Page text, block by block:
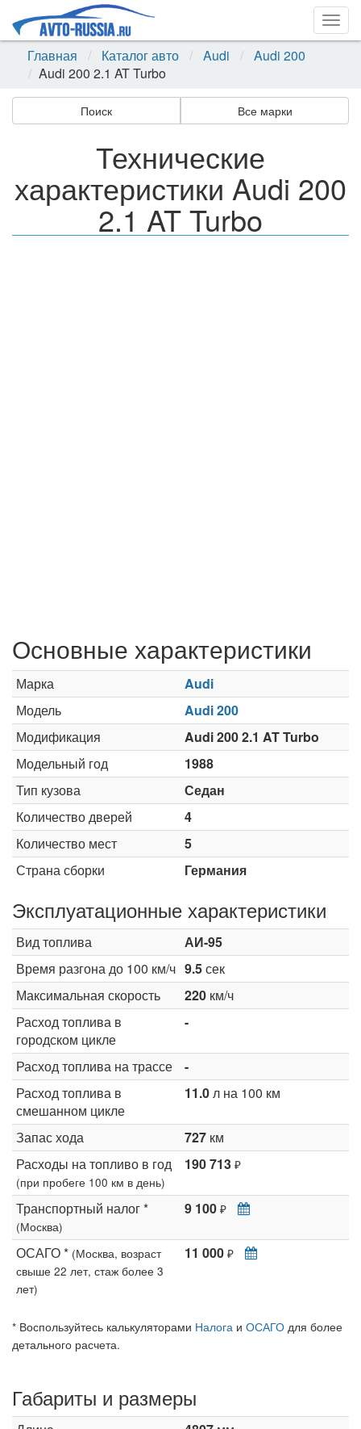
Главная
Каталог авто Audi
Audi 200
Audi 200 2.1 AT Turbo
Поиск Все марки
Технические
характеристики Audi 200
2.1 AT Turbo
Основные характеристики
Марка
Audi
Модель
Audi 200
Модификация
Audi 200 2.1 AT Turbo
Модельный год
1988
Тип кузова
Седан
Количество дверей
4
Количество мест
5
Страна сборки
Германия
Эксплуатационные характеристики
Вид топлива
АИ-95
Время разгона до 100 км/ч 9.5сек
Максимальная скорость
220 км/ч
Расход топлива в
городском цикле
-
Расход топлива на трассе
-
Расход топлива в
смешанном цикле
11.0л на 100 км
Запас хода 727 км
Расходы на топливо в год
(при пробеге 100 км в день)
190 713 ₽
Транспортный налог *
(Москва)
9 100 ₽
ОСАГО * (Москва, возраст
свыше 22 лет, стаж более 3
лет)
11 000 ₽
* Воспользуйтесь калькуляторами Налога и ОСАГО для более
детального расчета.
Габариты и размеры